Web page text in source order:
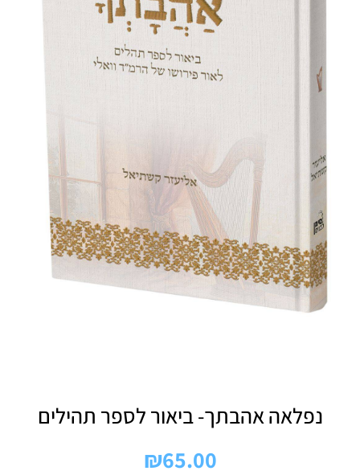
נפלאה אהבתך- ביאור לספר תהילים
₪65.00